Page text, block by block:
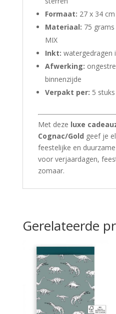
Formaat: 27 x 34 cm
Materiaal: 75
MIX
Inkt: watergedragen
Afwerking:
binnenzijde
Verpakt per: 5 stuks
Met deze luxe
Cognac/Gold geef je
feestelijke en
voor verjaardagen,
zomaar.
Gerelateerde